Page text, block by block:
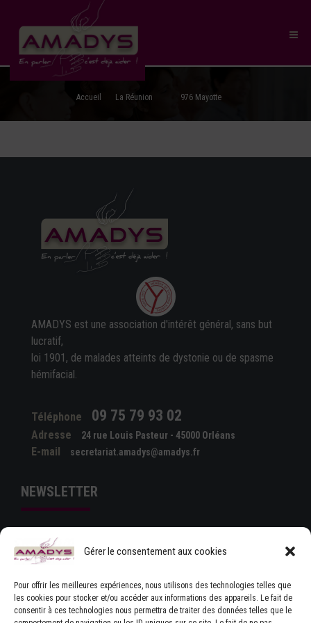
Gérer le consentement aux cookies
Pour offrir les meilleures expériences, nous utilisons des technologies telles que
les cookies pour stocker et/ou accéder aux informations des appareils. Le fait de
consentir à ces technologies nous permettra de traiter des données telles que le
Accueil La Réunion 976 Mayotte
AMADYS est une association d'intérêt général, sans but
lucratif,
loi 1901, de malades atteints de dystonie ou de spasme
hémifacial.
Téléphone 09 75 79 93 02
Adresse 24 rue Louis Pasteur - 45000 Orléans
E-mail secretariat.amadys@amadys.fr
NEWSLETTER